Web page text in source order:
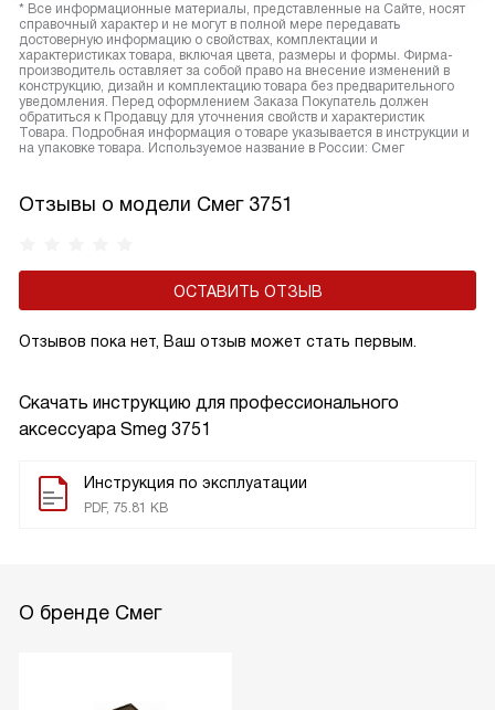
Скачать инструкцию для профессионального
аксессуара Smeg 3751
Инструкция по эксплуатации
PDF, 75.81 KB
* Все информационные материалы, представленные на Сайте, носят
справочный характер и не могут в полной мере передавать
достоверную информацию о свойствах, комплектации и
характеристиках товара, включая цвета, размеры и формы. Фирма-
производитель оставляет за собой право на внесение изменений в
конструкцию, дизайн и комплектацию товара без предварительного
уведомления. Перед оформлением Заказа Покупатель должен
обратиться к Продавцу для уточнения свойств и характеристик
Товара. Подробная информация о товаре указывается в инструкции и
на упаковке товара. Используемое название в России: Смег
Отзывы о модели Смег 3751
ОСТАВИТЬ ОТЗЫВ
Отзывов пока нет, Ваш отзыв может стать первым.
О бренде Смег